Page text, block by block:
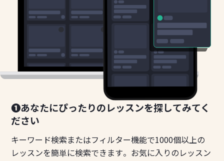
❶あなたにぴったりのレッスンを探してみてく
ださい
キーワード検索またはフィルター機能で1000個以上の
レッスンを簡単に検索できます。お気に入りのレッスン